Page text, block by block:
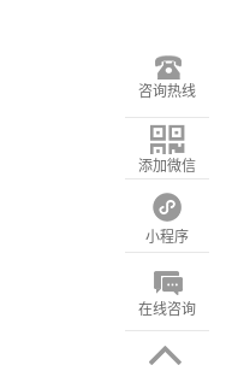
咨询热线
添加微信
小程序
在线咨询